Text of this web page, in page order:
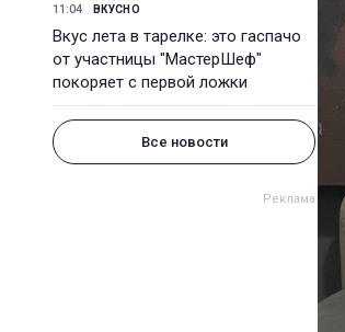
11:04 ВКУСНО
Вкус лета в тарелке: это гаспачо
от участницы "МастерШеф"
покоряет с первой ложки
Все новости